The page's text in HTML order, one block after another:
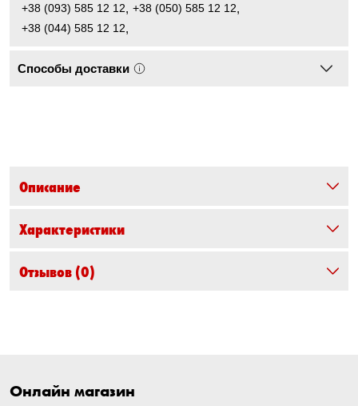
+38 (093) 585 12 12, +38 (050) 585 12 12,
+38 (044) 585 12 12,
Способы доставки
Описание
Характеристики
Отзывов (0)
Онлайн магазин